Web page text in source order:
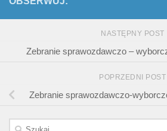
NASTĘPNY POST
Zebranie sprawozdawczo –
POPRZEDNI POST
Zebranie sprawozdawczo-
Szukaj: